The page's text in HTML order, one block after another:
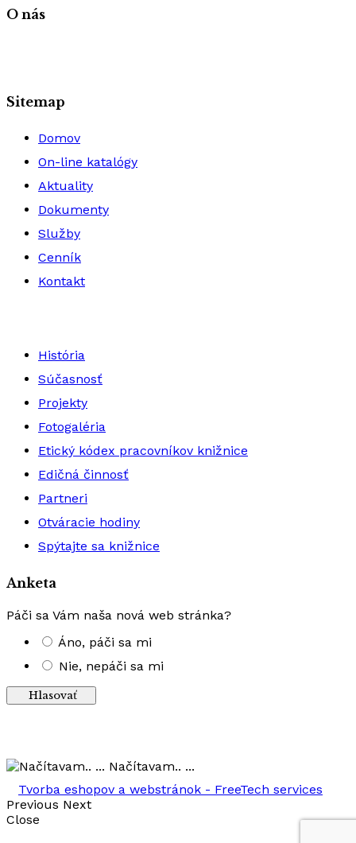
O nás
Sitemap
Domov
On-line katalógy
Aktuality
Dokumenty
Služby
Cenník
Kontakt
História
Súčasnosť
Projekty
Fotogaléria
Etický kódex pracovníkov knižnice
Edičná činnosť
Partneri
Otváracie hodiny
Spýtajte sa knižnice
Anketa
Páči sa Vám naša nová web stránka?
Áno, páči sa mi
Nie, nepáči sa mi
Načítavam.. ...
Tvorba eshopov a webstránok - FreeTech services
Previous Next
Close